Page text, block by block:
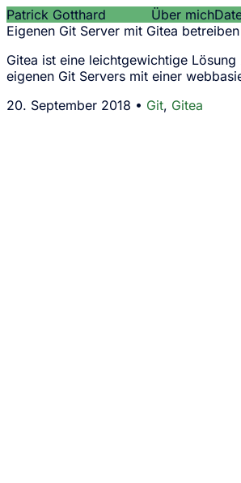
Patrick Gotthard Über mich
Eigenen Git Server mit Gitea betreiben
Gitea ist eine leichtgewichtige Lösung
eigenen Git Servers mit einer
20. September 2018 • Git, Gitea